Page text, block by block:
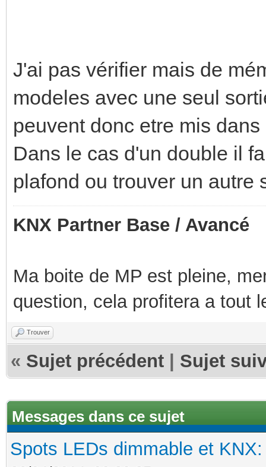
J'ai pas vérifier mais de
modeles avec une seul
peuvent donc etre mis
Dans le cas d'un double il
plafond ou trouver un autre
KNX Partner Base / Avancé
Ma boite de MP est pleine,
question, cela profitera a tout
Trouver
« Sujet précédent Sujet
Messages dans ce sujet
Spots LEDs dimmable et